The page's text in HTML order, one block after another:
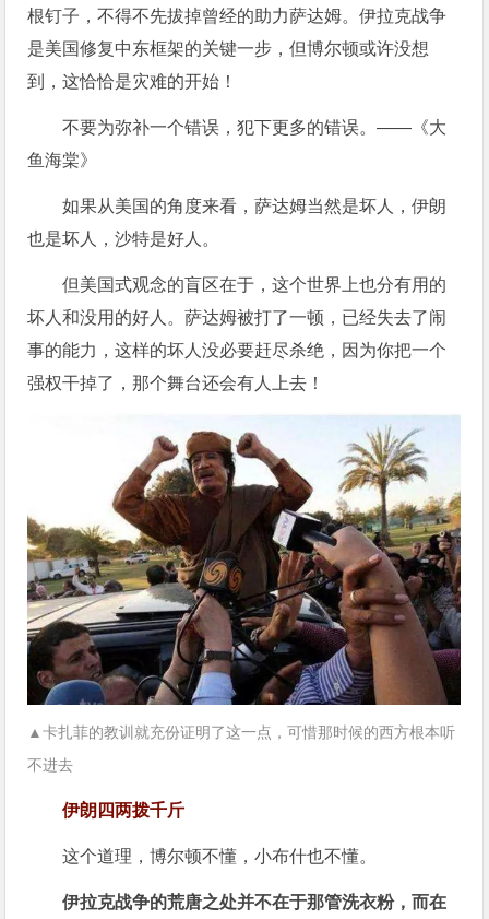
根钉子，不得不先拔掉曾经的助力萨达姆。伊拉克战争
是美国修复中东框架的关键一步，但博尔顿或许没想
到，这恰恰是灾难的开始！
不要为弥补一个错误，犯下更多的错误。——《大
鱼海棠》
如果从美国的角度来看，萨达姆当然是坏人，伊朗
也是坏人，沙特是好人。
但美国式观念的盲区在于，这个世界上也分有用的
坏人和没用的好人。萨达姆被打了一顿，已经失去了闹
事的能力，这样的坏人没必要赶尽杀绝，因为你把一个
强权干掉了，那个舞台还会有人上去！
▲卡扎菲的教训就充份证明了这一点，可惜那时候的西方根本听
不进去
伊朗四两拨千斤
这个道理，博尔顿不懂，小布什也不懂。
伊拉克战争的荒唐之处并不在于那管洗衣粉，而在